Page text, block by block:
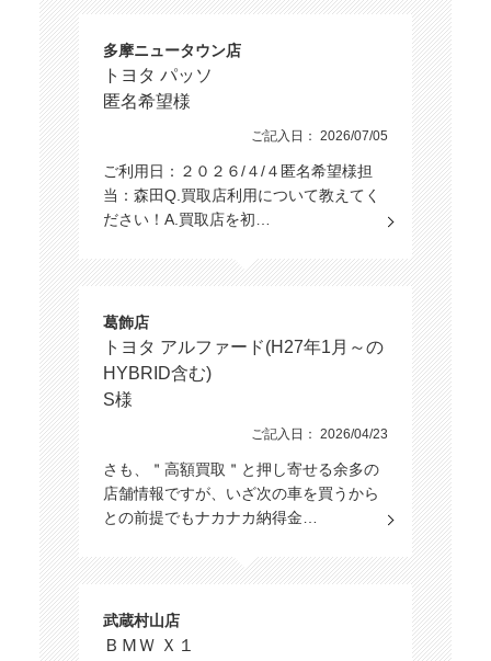
多摩ニュータウン店
トヨタ パッソ
匿名希望様
ご記入日： 2026/07/05
ご利用日：２０２６/４/４匿名希望様担
当：森田Q.買取店利用について教えてく
ださい！A.買取店を初…
葛飾店
トヨタ アルファード(H27年1月～の
HYBRID含む)
S様
ご記入日： 2026/04/23
さも、＂高額買取＂と押し寄せる余多の
店舗情報ですが、いざ次の車を買うから
との前提でもナカナカ納得金…
武蔵村山店
ＢＭＷ Ｘ１